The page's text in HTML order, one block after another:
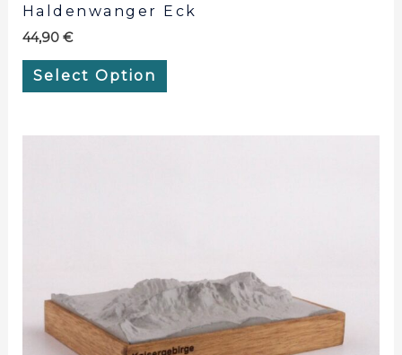
Haldenwanger Eck
44,90 €
Select Option